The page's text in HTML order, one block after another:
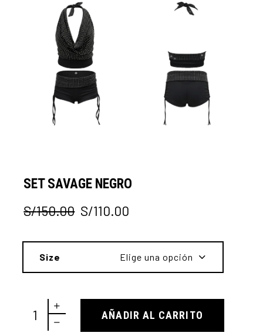
SET SAVAGE NEGRO
S/150.00
El
original
era:
S/150.00.
S/110.00
El
actual
es:
S/110.00.
Size Elige una opción
SET SAVAGE NEGRO quantity
AÑADIR AL CARRITO